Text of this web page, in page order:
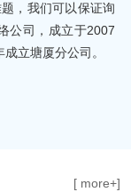
，我们可以保证询
公司，成立于2007
立塘厦分公司。
[ more+]